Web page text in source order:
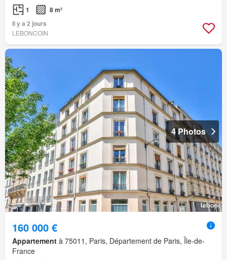
1
8 m²
Il y a 2 jours
LEBONCOIN
4 Photos
160 000 €
Appartement à 75011, Paris, Département de Paris, Île-de-
France